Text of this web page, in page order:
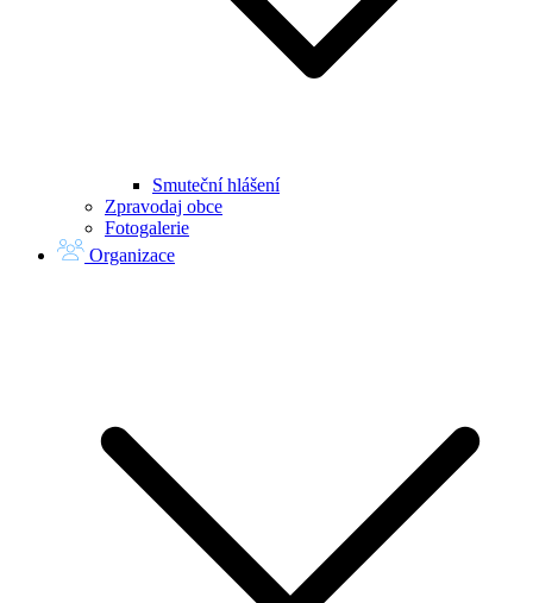
Smuteční hlášení
Zpravodaj obce
Fotogalerie
Organizace